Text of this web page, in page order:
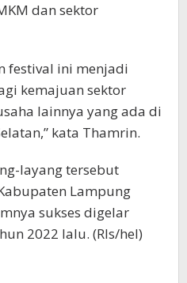
dan sektor
festival ini menjadi
kemajuan sektor
lainnya yang ada di
kata Thamrin.
layang tersebut
Lampung
sukses digelar
2022 lalu. (Rls/hel)